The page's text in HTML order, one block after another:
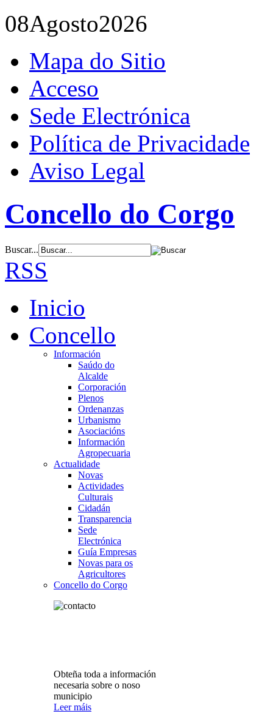
08Agosto2026
Mapa do Sitio
Acceso
Sede Electrónica
Política de Privacidade
Aviso Legal
Concello do Corgo
Buscar...
RSS
Inicio
Concello
Información
Saúdo do
Alcalde
Corporación
Plenos
Ordenanzas
Urbanismo
Asociacións
Información
Agropecuaria
Actualidade
Novas
Actividades
Culturais
Cidadán
Transparencia
Sede
Electrónica
Guía Empresas
Novas para os
Agricultores
Concello do Corgo
Obteña toda a información
necesaria sobre o noso
municipio
Leer máis